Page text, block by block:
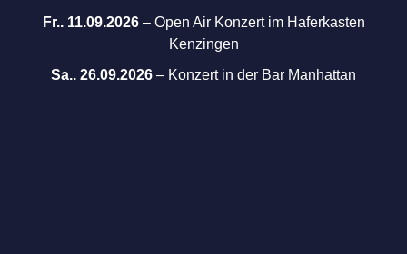
Fr.. 11.09.2026– Open Air Konzert im Haferkasten
Kenzingen
Sa.. 26.09.2026 – Konzert in der Bar Manhattan